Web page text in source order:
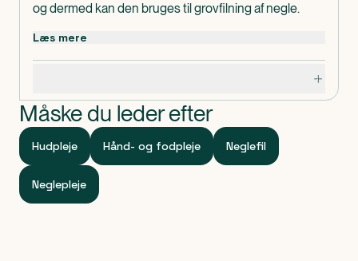
og dermed kan den bruges til grovfilning af negle.
Læs mere
Måske du leder efter
Hudpleje Hånd- og fodpleje Neglefil
Neglepleje